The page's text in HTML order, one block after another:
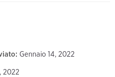
Gennaio 14, 2022
2022